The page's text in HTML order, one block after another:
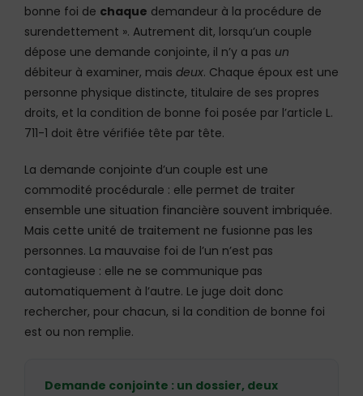
bonne foi de chaque demandeur à la procédure de
surendettement ». Autrement dit, lorsqu’un couple
dépose une demande conjointe, il n’y a pas un
débiteur à examiner, mais deux. Chaque époux est une
personne physique distincte, titulaire de ses propres
droits, et la condition de bonne foi posée par l’article L.
711-1 doit être vérifiée tête par tête.
La demande conjointe d’un couple est une
commodité procédurale : elle permet de traiter
ensemble une situation financière souvent imbriquée.
Mais cette unité de traitement ne fusionne pas les
personnes. La mauvaise foi de l’un n’est pas
contagieuse : elle ne se communique pas
automatiquement à l’autre. Le juge doit donc
rechercher, pour chacun, si la condition de bonne foi
est ou non remplie.
Demande conjointe : un dossier, deux